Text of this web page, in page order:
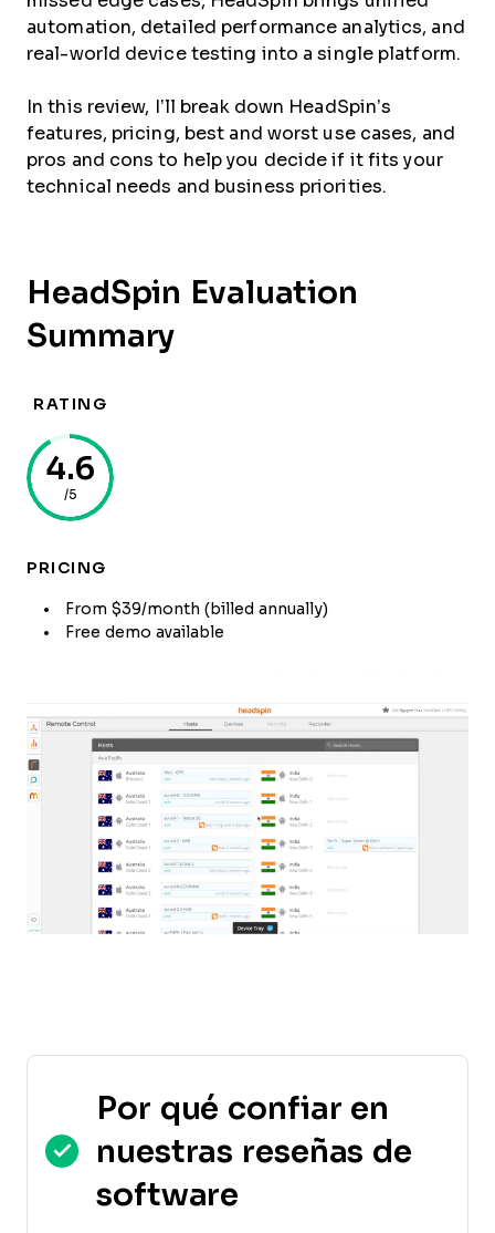
automation, detailed performance analytics, and
real-world device testing into a single platform.
In this review, I’ll break down HeadSpin’s
features, pricing, best and worst use cases, and
pros and cons to help you decide if it fits your
technical needs and business priorities.
HeadSpin Evaluation
Summary
RATING
4.6
/5
PRICING
From $39/month (billed annually)
Free demo available
Por qué confiar en
nuestras reseñas de
software